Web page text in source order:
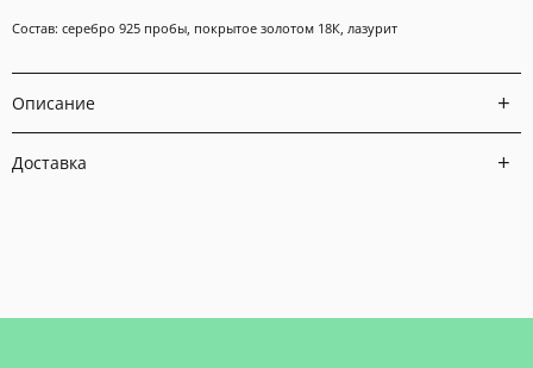
Состав: серебро 925 пробы, покрытое золотом 18К, лазурит
Описание
Доставка